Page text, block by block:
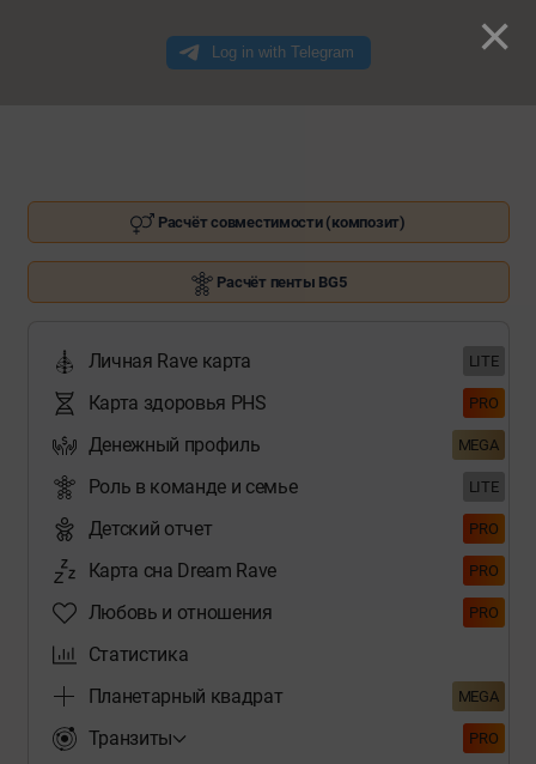
Расчёт совместимости (композит)
Расчёт пенты BG5
Личная Rave карта LITE
Карта здоровья PHS PRO
Денежный профиль MEGA
Роль в команде и семье LITE
Детский отчет PRO
Карта сна Dream Rave PRO
Любовь и отношения PRO
Статистика
Планетарный квадрат
MEGA
Транзиты PRO
×